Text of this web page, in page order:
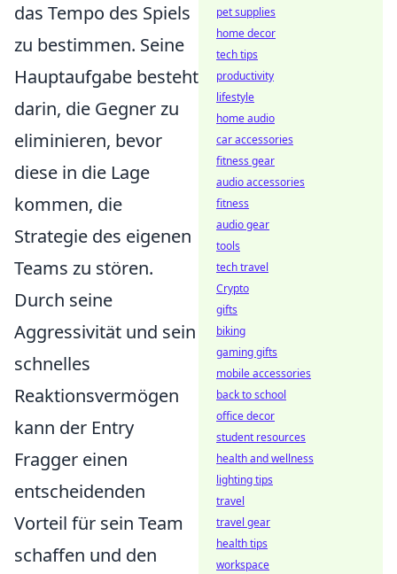
das Tempo des Spiels
zu bestimmen. Seine
Hauptaufgabe besteht
darin, die Gegner zu
eliminieren, bevor
diese in die Lage
kommen, die
Strategie des eigenen
Teams zu stören.
Durch seine
Aggressivität und sein
schnelles
Reaktionsvermögen
kann der Entry
Fragger einen
entscheidenden
Vorteil für sein Team
schaffen und den
pet supplies
home decor
tech tips
productivity
lifestyle
home audio
car accessories
fitness gear
audio accessories
fitness
audio gear
tools
tech travel
Crypto
gifts
biking
gaming gifts
mobile accessories
back to school
office decor
student resources
health and wellness
lighting tips
travel
travel gear
health tips
workspace